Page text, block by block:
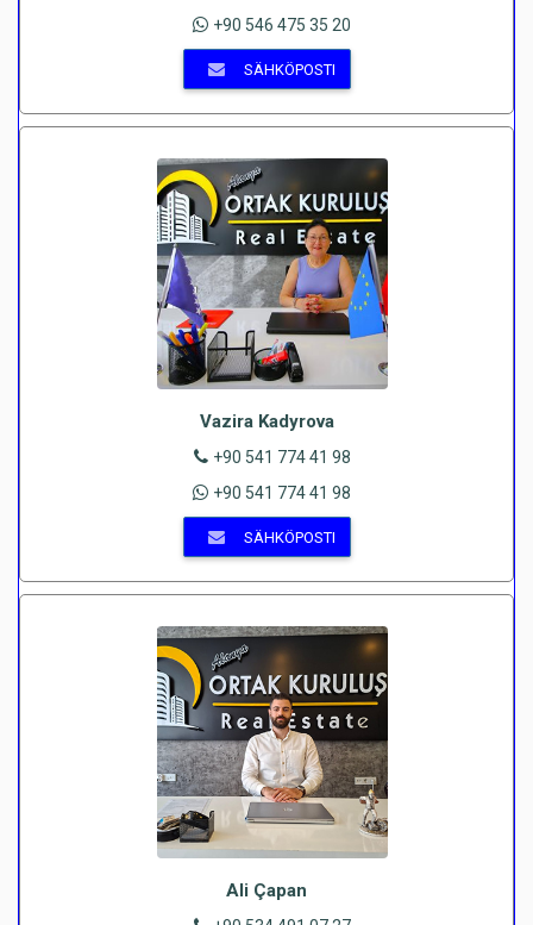
+90 546 475 35 20
SÄHKÖPOSTI
Vazira Kadyrova
+90 541 774 41 98
+90 541 774 41 98
SÄHKÖPOSTI
Ali Çapan